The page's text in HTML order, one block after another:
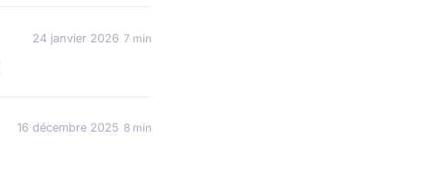
24 janvier 2026 7 min
16 décembre 2025 8 min